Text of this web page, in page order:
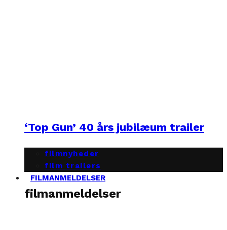
‘Top Gun’ 40 års jubilæum trailer
filmnyheder
film trailers
FILMANMELDELSER
filmanmeldelser